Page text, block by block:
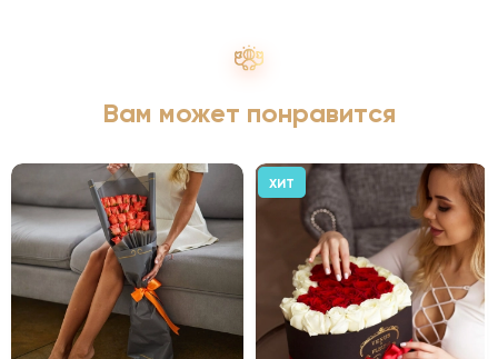
Вам может понравится
ХИТ